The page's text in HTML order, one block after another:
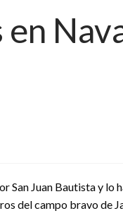
San Juan Bautista y lo
del campo bravo de